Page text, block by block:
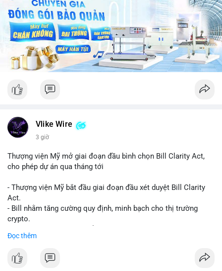
Vlike Wire
3 giờ
Thượng viện Mỹ mở giai đoạn đầu bình chọn Bill Clarity Act,
cho phép dự án qua tháng tới
- Thượng viện Mỹ bắt đầu giai đoạn đầu xét duyệt Bill Clarity
Act.
- Bill nhằm tăng cường quy định, minh bạch cho thị trường
crypto.
- Bill có thể ảnh hưởng pháp lý, hoạt động của các đồng tiền kỹ
Đọc thêm